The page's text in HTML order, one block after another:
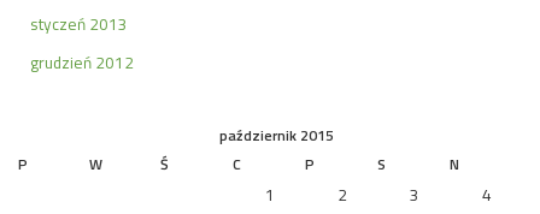
styczeń 2013
grudzień 2012
październik 2015
P
W Ś C P S N
1 2 3
4